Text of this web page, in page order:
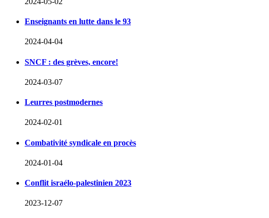
Enseignants en lutte dans le 93
2024-04-04
SNCF : des grèves, encore!
2024-03-07
Leurres postmodernes
2024-02-01
Combativité syndicale en procès
2024-01-04
Conflit israélo-palestinien 2023
2023-12-07